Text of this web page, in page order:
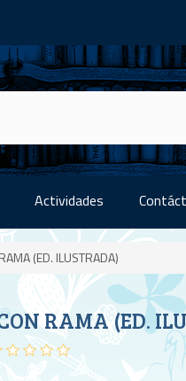
Actividades
(ED. ILUSTRADA)
RAMA (ED.